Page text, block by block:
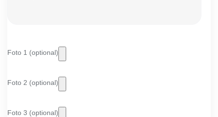
Foto 1 (optional)
Foto 2 (optional)
Foto 3 (optional)